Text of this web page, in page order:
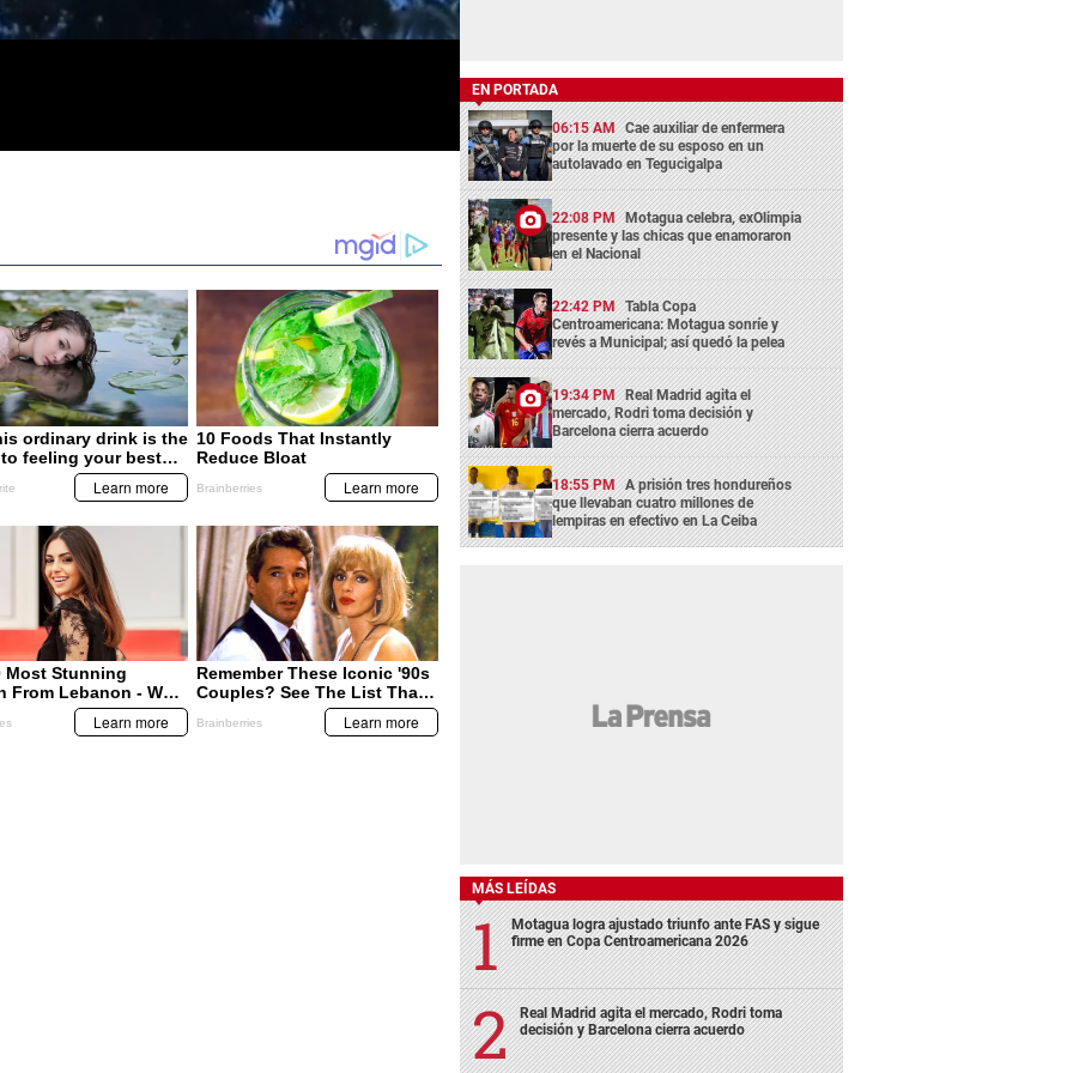
EN PORTADA
06:15 AM Cae auxiliar de enfermera
por la muerte de su esposo en un
autolavado en Tegucigalpa
22:08 PM Motagua celebra, exOlimpia
presente y las chicas que enamoraron
en el Nacional
22:42 PM Tabla Copa
Centroamericana: Motagua sonríe y
revés a Municipal; así quedó la pelea
19:34 PM Real Madrid agita el
mercado, Rodri toma decisión y
Barcelona cierra acuerdo
18:55 PM A prisión tres hondureños
que llevaban cuatro millones de
lempiras en efectivo en La Ceiba
MÁS LEÍDAS
Motagua logra ajustado triunfo ante FAS y sigue
firme en Copa Centroamericana 2026
Real Madrid agita el mercado, Rodri toma
decisión y Barcelona cierra acuerdo